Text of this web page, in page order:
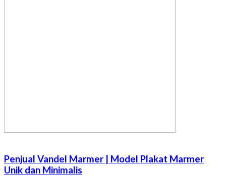
Penjual Vandel Marmer | Model Plakat Marmer
Unik dan Minimalis